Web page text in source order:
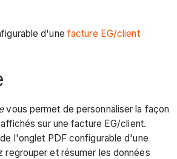
d'une facture EG/client
vous permet de personnaliser la façon
sur une facture EG/client.
l'onglet PDF configurable d'une
et résumer les données